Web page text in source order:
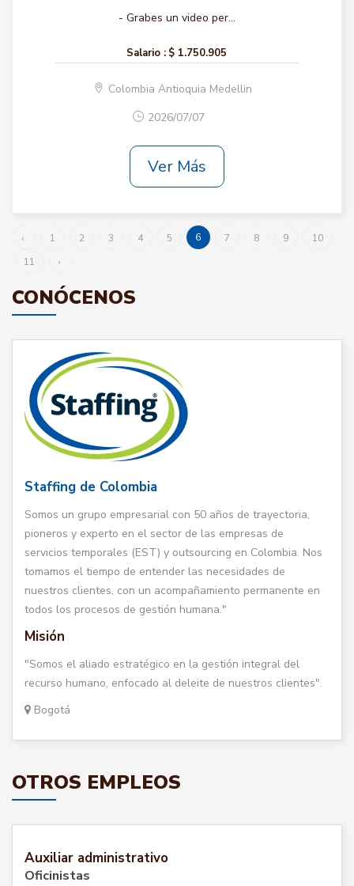
- Grabes un video per...
Salario : $ 1.750.905
Colombia Antioquia Medellin
2026/07/07
Ver Más
‹ 1 2 3 4 5 6 7 8 9
10
11
›
CONÓCENOS
Staffing de Colombia
Somos un grupo empresarial con 50 años de trayectoria,
pioneros y experto en el sector de las empresas de
servicios temporales (EST) y outsourcing en Colombia. Nos
tomamos el tiempo de entender las necesidades de
nuestros clientes, con un acompañamiento permanente en
todos los procesos de gestión humana."
Misión
"Somos el aliado estratégico en la gestión integral del
recurso humano, enfocado al deleite de nuestros clientes".
Bogotá
OTROS EMPLEOS
Auxiliar administrativo
Oficinistas